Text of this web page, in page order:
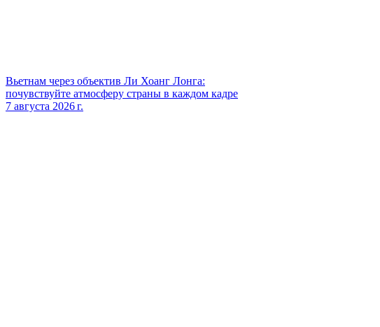
Вьетнам через объектив Ли Хоанг Лонга:
почувствуйте атмосферу страны в каждом кадре
7 августа 2026 г.